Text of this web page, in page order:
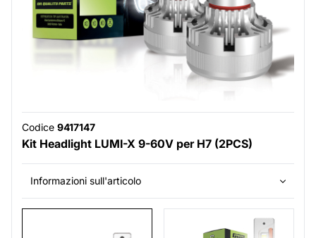
Codice 9417147
Kit Headlight LUMI-X 9-60V per H7 (2PCS)
Informazioni sull'articolo